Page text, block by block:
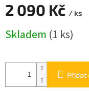
2 090 Kč / ks
cena:
Skladem (1 ks)
Přidat